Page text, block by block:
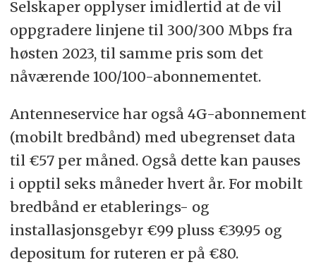
Selskaper opplyser imidlertid at de vil
oppgradere linjene til 300/300 Mbps fra
høsten 2023, til samme pris som det
nåværende 100/100-abonnementet.
Antenneservice har også 4G-abonnement
(mobilt bredbånd) med ubegrenset data
til €57 per måned. Også dette kan pauses
i opptil seks måneder hvert år. For mobilt
bredbånd er etablerings- og
installasjonsgebyr €99 pluss €39.95 og
depositum for ruteren er på €80.